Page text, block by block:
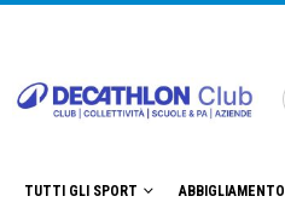
TUTTI GLI SPORT ABBIGLIAMENTO